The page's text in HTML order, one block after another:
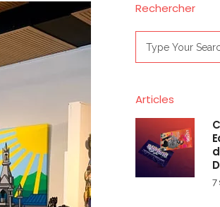
Rechercher
for:
Articles
7